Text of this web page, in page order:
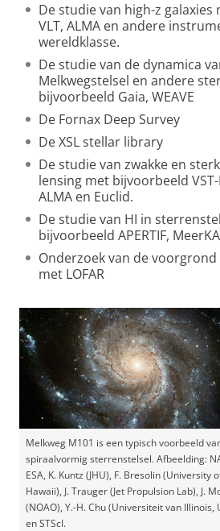
De studie van high-z galaxies
VLT, ALMA en andere
wereldklasse.
De studie van de dynamica
Melkwegstelsel en andere
bijvoorbeeld Gaia, WEAVE
De Fornax Deep Survey
De XSL stellar library
De studie van zwakke en
lensing met bijvoorbeeld VST-
ALMA en Euclid.
De studie van HI in
bijvoorbeeld APERTIF,
Onderzoek van de voorgrond
met LOFAR
Melkweg M101 is een typisch voorbeeld
spiraalvormig sterrenstelsel. Afbeelding:
ESA, K. Kuntz (JHU), F. Bresolin (University
Hawaii), J. Trauger (Jet Propulsion Lab), J.
(NOAO), Y.-H. Chu (Universiteit van Illinois,
en STScI.